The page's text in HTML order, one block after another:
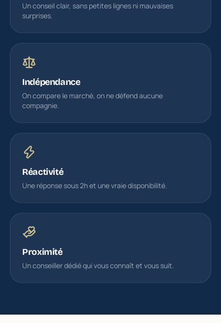
Un conseil clair, sans petites lignes ni mauvaises
surprises.
Indépendance
On compare le marché, on ne défend aucune
compagnie.
Réactivité
Une réponse sous 2h et une vraie disponibilité.
Proximité
Un conseiller dédié qui vous connaît et vous suit.